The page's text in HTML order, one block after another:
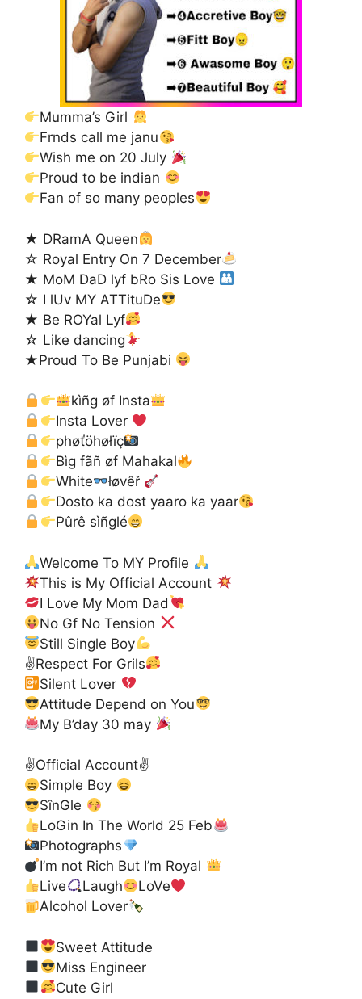
Mumma’s Girl
Frnds call me janu
Wish me on 20 July
Proud to be indian
Fan of so many peoples
★ DRamA Queen
☆ Royal Entry On 7 December
★ MoM DaD lyf bRo Sis Love
☆ I lUv MY ATTituDe
★ Be ROYal Lyf
☆ Like dancing
★Proud To Be Punjabi
kìñg øf Insta
Insta Lover
phøťöhøłïç
Bìg fãñ øf Mahakal
White
łøvêř
Dosto ka dost yaaro ka yaar
Pûrê sìñglé
Welcome To MY Profile
This is My Official Account
I Love My Mom Dad
No Gf No Tension
Still Single Boy
✌Respect For Grils
Silent Lover
Attitude Depend on You
My B’day 30 may
✌️Official Account✌️
Simple Boy
SînGle
LoGin In The World 25 Feb
Photographs
I’m not Rich But I’m Royal
Live
Laugh
LoVe
Alcohol Lover
Sweet Attitude
Miss Engineer
Cute Girl